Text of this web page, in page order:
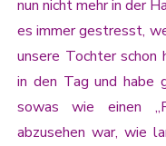
nun nicht mehr in der
es immer gestresst,
unsere Tochter schon
in den Tag und habe
sowas wie einen
abzusehen war, wie